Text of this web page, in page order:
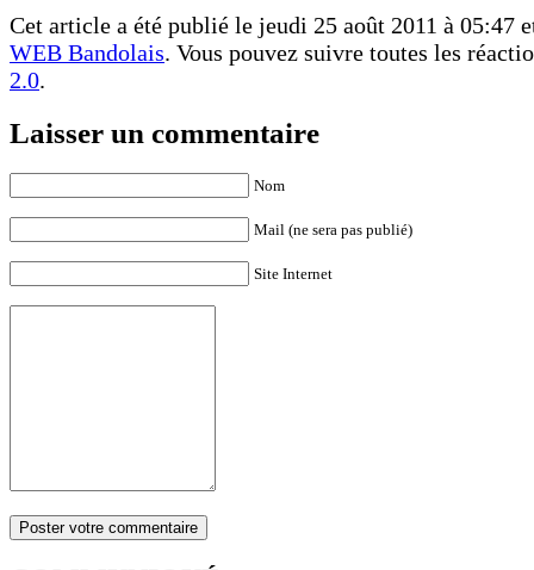
Cet article a été publié le jeudi 25 août 2011 à 05:47
WEB Bandolais. Vous pouvez suivre toutes les
2.0.
Laisser un commentaire
Nom
Mail (ne sera pas publié)
Site Internet